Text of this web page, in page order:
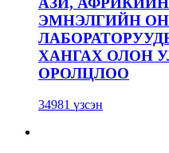
ЭМНЭЛГИЙН
ХАНГАХ ОЛОН
ОРОЛЦЛОО
34981 үзсэн